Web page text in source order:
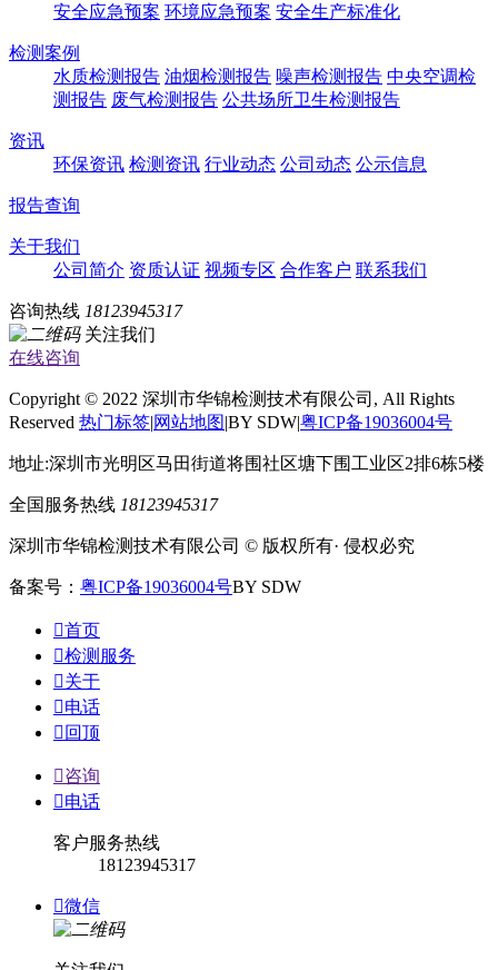
安全应急预案 环境应急预案 安全生产标准化
检测案例
水质检测报告 油烟检测报告 噪声检测报告 中央空调检
测报告 废气检测报告 公共场所卫生检测报告
资讯
环保资讯 检测资讯 行业动态 公司动态 公示信息
报告查询
关于我们
公司简介 资质认证 视频专区 合作客户 联系我们
咨询热线 18123945317
关注我们
在线咨询
Copyright © 2022 深圳市华锦检测技术有限公司, All Rights
Reserved 热门标签|网站地图|BY SDW|粤ICP备19036004号
地址:深圳市光明区马田街道将围社区塘下围工业区2排6栋5楼
全国服务热线 18123945317
深圳市华锦检测技术有限公司 © 版权所有· 侵权必究
备案号： 粤ICP备19036004号BY SDW
首页
检测服务
关于
电话
 回顶
咨询
电话
客户服务热线
18123945317
微信